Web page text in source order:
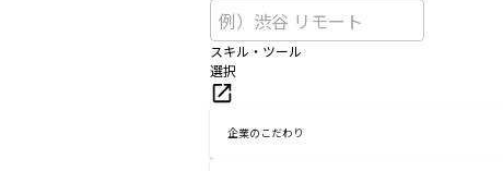
スキル・ツール
選択
企業のこだわり